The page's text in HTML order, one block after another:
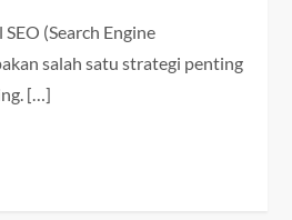
(Search Engine
salah satu strategi penting
[…]